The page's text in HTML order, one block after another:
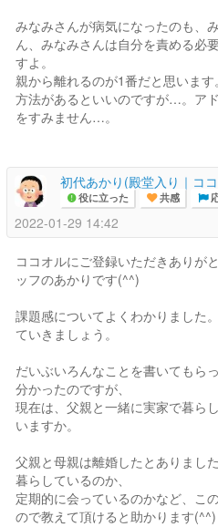
みなみさんが病気になったのも、
ん、みなみさんは自分を責める必
すよ。
親から離れるのが1番だと思いま
方法があるといいのですが…。ア
をすみません…。
初代あかり(殿堂入り｜コ
役に立った 共感
2022-01-29 14:42
ココオルにご登録いただきありが
ッフのあかりです(^^)
課題感についてよくわかりました
ていきましょう。
だいぶいろんなことを書いてもら
分かったのですが、
現在は、父親と一緒に実家で暮ら
いますか。
父親と母親は離婚したとありまし
暮らしているのか、
定期的に会っているのかなど、こ
ので教えて頂けると助かります(^^)